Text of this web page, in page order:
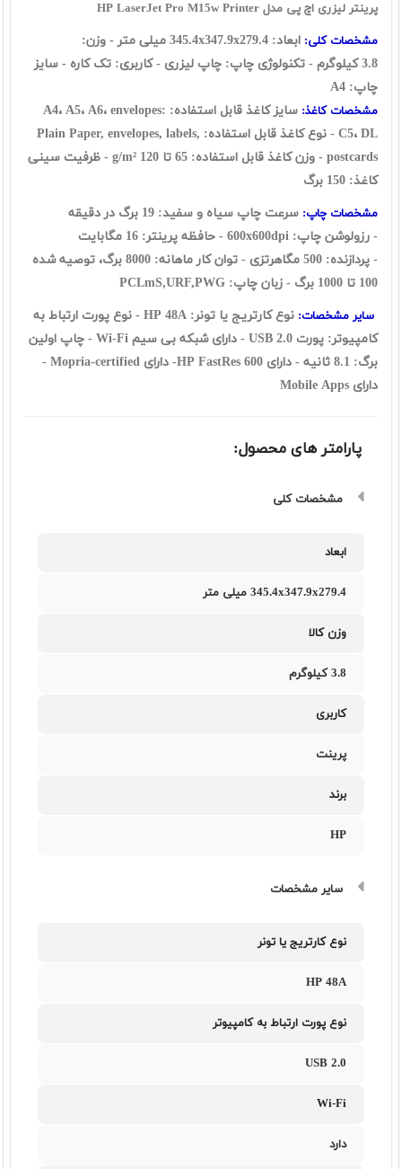
پرينتر ليزری اچ پی مدل HP LaserJet Pro M15w Printer
مشخصات کلی:
ابعاد: 345.4x347.9x279.4 ميلی متر - وزن:
3.8 کيلوگرم - تکنولوژی چاپ: چاپ ليزری - کاربری: تک کاره - سايز
چاپ: A4
مشخصات کاغذ:
سايز کاغذ قابل استفاده: A4، A5، A6، envelopes:
C5، DL - نوع کاغذ قابل استفاده: Plain Paper, envelopes, labels,
postcards - وزن کاغذ قابل استفاده: 65 تا 120 g/m² - ظرفيت سينی
کاغذ: 150 برگ
مشخصات چاپ:
سرعت چاپ سياه و سفيد: 19 برگ در دقیقه
- رزولوشن چاپ: 600x600dpi - حافظه پرينتر: 16 مگابايت
- پردازنده: 500 مگاهرتزی - توان کار ماهانه: 8000 برگ، توصیه شده
100 تا 1000 برگ - زبان چاپ: PCLmS,URF,PWG
ساير مشخصات:
نوع کارتريج يا تونر: HP 48A - نوع پورت ارتباط به
کامپيوتر: پورت USB 2.0 - دارای شبکه بی سيم Wi-Fi - چاپ اولین
برگ: 8.1 ثانیه - دارای HP FastRes 600- دارای Mopria-certified -
دارای Mobile Apps
پارامتر های محصول:
مشخصات کلی
ابعاد
345.4x347.9x279.4 ميلی متر
وزن کالا
3.8 کیلوگرم
کاربری
پرینت
برند
HP
سایر مشخصات
نوع کارتریج یا تونر
HP 48A
نوع پورت ارتباط به کامپیوتر
USB 2.0
Wi-Fi
دارد